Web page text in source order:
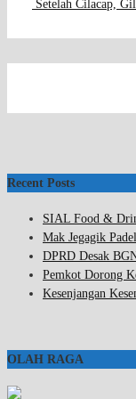
Setelah Cilacap,
Recent Posts
SIAL Food &
Mak Jegagik
DPRD Desak
Pemkot Dorong
Kesenjangan
OLAH RAGA